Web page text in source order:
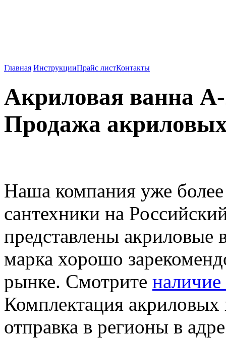
Главная ИнструкцииПрайс листКонтакты
Акриловая ванна
Продажа
Наша компания уже
сантехники на
представлены
марка хорошо
рынке. Смотрите
Комплектация акриловых
отправка в регионы в